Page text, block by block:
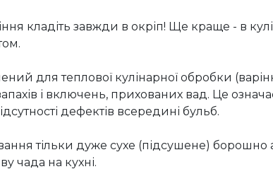
кладіть завжди в окріп! Ще краще - в
для теплової кулінарної обробки
запахів і включень, прихованих вад. Це
дефектів всередині бульб.
тільки дуже сухе (підсушене) борошно
чада на кухні.